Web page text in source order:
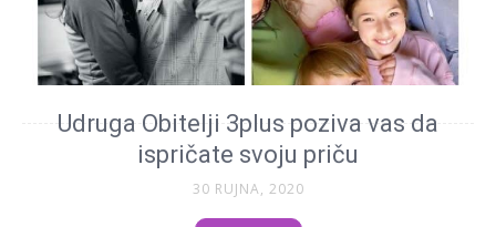
Udruga Obitelji 3plus poziva vas da
ispričate svoju priču
30 RUJNA, 2020